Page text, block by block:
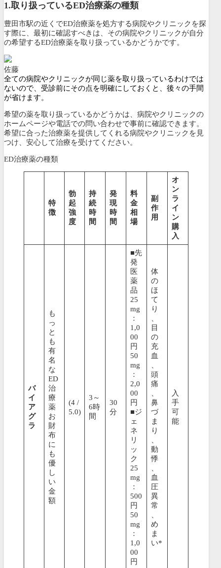
1.取り扱っているED治療薬の種類
豊田市駅の近くでED治療薬を処方する病院やクリニックを探
す際に、最初に確認すべきは、その病院やクリニックが自分
の希望するED治療薬を取り扱っているかどうかです。
佐藤
全ての病院やクリニックが同じ薬を取り扱っているわけでは
ないので、受診前にその点を明確にしておくと、後々の手間
が省けます。
希望の薬を取り扱っているかどうかは、病院やクリニックの
ホームページや電話での問い合わせで事前に確認できます。
希望に合った治療薬を提供してくれる病院やクリニックを見
つけ、安心して治療を受けてください。
ED治療薬の種類
特
徴
勃
起
強
度
持
続
時
間
発
現
時
間
料
金
相
場
副
作
用
オ
ン
ラ
イ
ン
購
入
バ
イ
ア
グ
ラ
も
っ
と
も
有
名
な
ED
治
療
薬
お
財
布
に
も
優
し
い
金
額
(4 /
5.0)
3～
6時
間
30
分
■先
発
医
薬
品
25
mg
：
1,0
00
円
50
mg
：
2,0
00
円
■ジ
ェ
ネ
リ
ッ
ク
25
mg
：
500
円
50
mg
：
1,0
00
円
体
の
ほ
て
り
目
の
充
血
頭
痛
鼻
づ
ま
り
動
悸
血
圧
異
常
め
ま
い*
入
手
可
能